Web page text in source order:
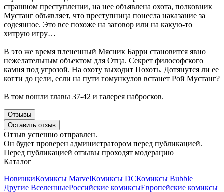
страшном преступлении, на нее объявлена охота, полковник
Мустанг объявляет, что преступница понесла наказание за
содеянное. Это все похоже на заговор или на какую-то
хитрую игру…
В это же время плененный Мясник Барри становится явно
нежелательным объектом для Отца. Секрет философского
камня под угрозой. На охоту выходит Похоть. Дотянутся ли ее
когти до цели, если на пути гомункулов встанет Рой Мустанг?
В том вошли главы 37-42 и галерея набросков.
Отзывы
Оставить отзыв
Отзыв успешно отправлен.
Он будет проверен администратором перед публикацией.
Перед публикацией отзывы проходят модерацию
Каталог
НовинкиКомиксы MarvelКомиксы DCКомиксы Bubble
Другие ВселенныеРоссийские комиксыЕвропейские комиксы